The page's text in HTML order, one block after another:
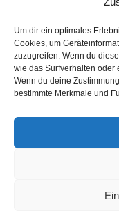
Um dir ein optimales
Cookies, um
zuzugreifen. Wenn du
wie das Surfverhalten oder
Wenn du deine
bestimmte Merkmale und
Am Wochenende
2026 auf dem
der Liste vertreten.
mit…Weiterlesen »